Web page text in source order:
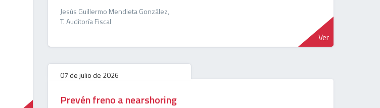
Jesús Guillermo Mendieta González,
T. Auditoría Fiscal
Ver
07 de julio de 2026
Prevén freno a nearshoring